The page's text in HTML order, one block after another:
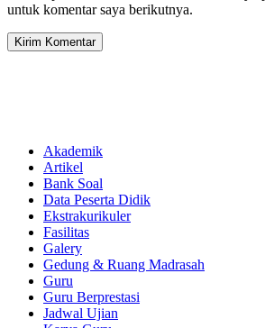
untuk komentar saya berikutnya.
Akademik
Artikel
Bank Soal
Data Peserta Didik
Ekstrakurikuler
Fasilitas
Galery
Gedung & Ruang Madrasah
Guru
Guru Berprestasi
Jadwal Ujian